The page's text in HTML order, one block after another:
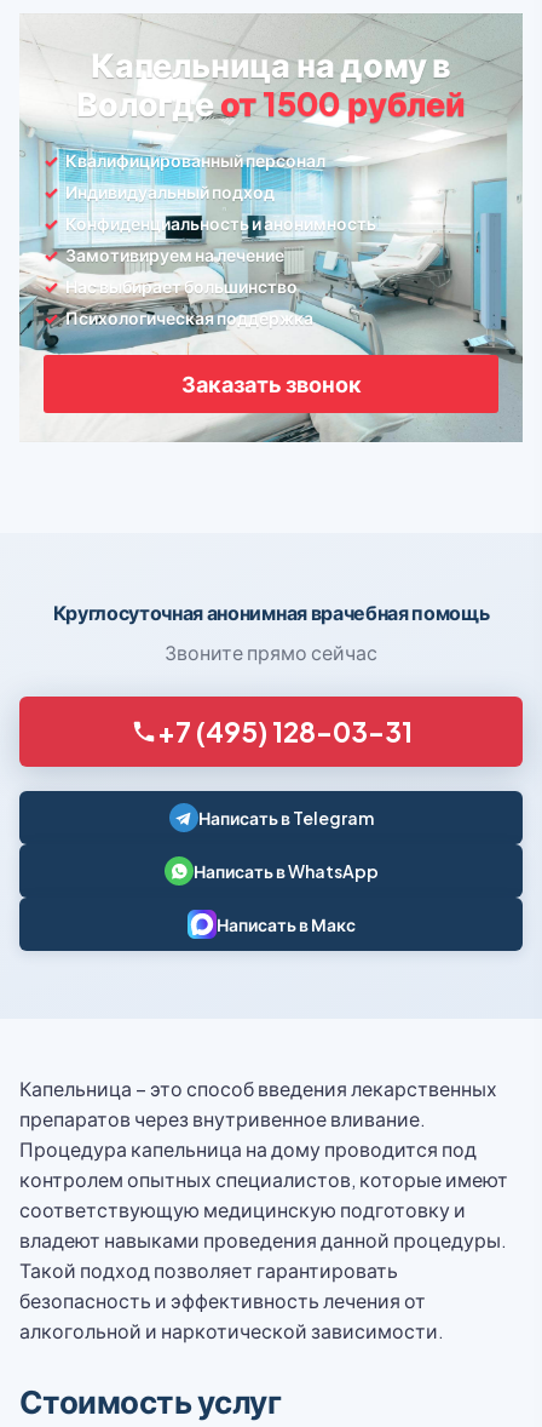
Капельница на дому в
Вологдеот 1500 рублей
Квалифицированный персонал
Индивидуальный подход
Конфиденциальность и анонимность
Замотивируем на лечение
Нас выбирает большинство
Психологическая поддержка
Заказать звонок
Круглосуточная анонимная врачебная помощь
Звоните прямо сейчас
+7 (495) 128-03-31
Написать в Telegram
Написать в WhatsApp
Написать в Макс
Капельница – это способ введения лекарственных
препаратов через внутривенное вливание.
Процедура капельница на дому проводится под
контролем опытных специалистов, которые имеют
соответствующую медицинскую подготовку и
владеют навыками проведения данной процедуры.
Такой подход позволяет гарантировать
безопасность и эффективность лечения от
алкогольной и наркотической зависимости.
Стоимость услуг